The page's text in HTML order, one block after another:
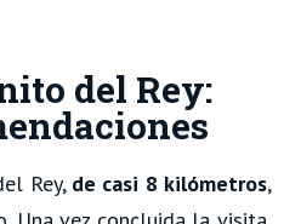
del Rey:
Rey, de casi 8 kilómetros,